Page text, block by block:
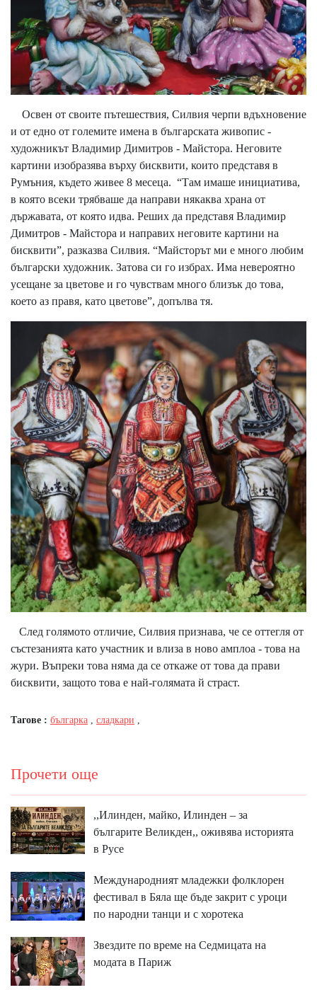
Освен от своите пътешествия, Силвия черпи вдъхновение
и от едно от големите имена в българската живопис -
художникът Владимир Димитров - Майстора. Неговите
картини изобразява върху бисквити, които представя в
Румъния, където живее 8 месеца. “Там имаше инициатива,
в която всеки трябваше да направи някаква храна от
държавата, от която идва. Реших да представя Владимир
Димитров - Майстора и направих неговите картини на
бисквити”, разказва Силвия. “Майсторът ми е много любим
български художник. Затова си го избрах. Има невероятно
усещане за цветове и го чувствам много близък до това,
което аз правя, като цветове”, допълва тя.
След голямото отличие, Силвия признава, че се оттегля от
състезанията като участник и влиза в ново амплоа - това на
жури. Въпреки това няма да се откаже от това да прави
бисквити, защото това е най-голямата й страст.
Тагове : българка сладкари
Прочети още
,,Илинден, майко, Илинден – за
българите Великден,, оживява историята
в Русе
Международният младежки фолклорен
фестивал в Бяла ще бъде закрит с уроци
по народни танци и с хоротека
Звездите по време на Седмицата на
модата в Париж